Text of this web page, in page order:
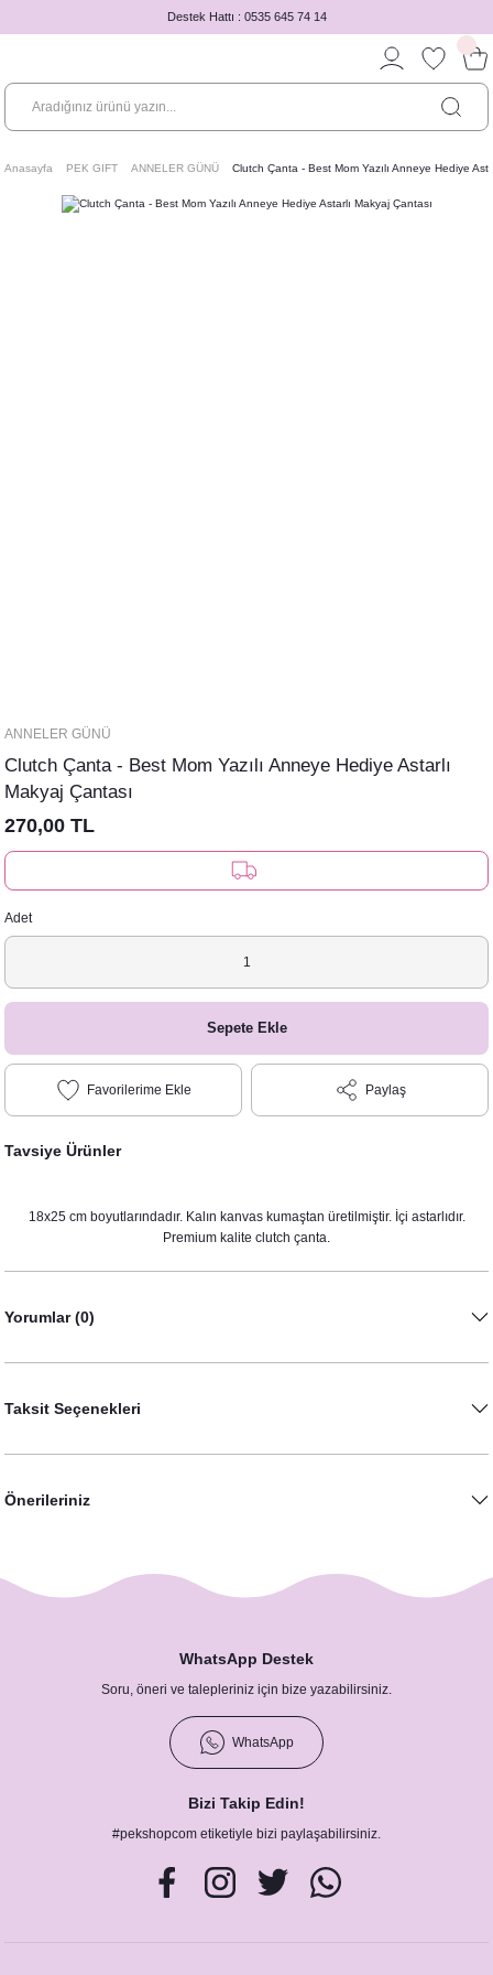
Destek Hattı : 0535 645 74 14
Anasayfa PEK GIFT ANNELER GÜNÜ Clutch Çanta - Best Mom Yazılı Anneye Hediye
ANNELER GÜNÜ
Clutch Çanta - Best Mom Yazılı Anneye Hediye Astarlı
Makyaj Çantası
270,00 TL
Adet
Sepete Ekle
Paylaş
Tavsiye Ürünler
World’s Greatest Dad- Anneye Babaya Özel Kupa Bardak
18x25 cm boyutlarındadır. Kalın kanvas kumaştan üretilmiştir. İçi astarlıdır.
Premium kalite clutch çanta.
Yorumlar (0)
Taksit Seçenekleri
Önerileriniz
WhatsApp Destek
Soru, öneri ve talepleriniz için bize yazabilirsiniz.
WhatsApp
Bizi Takip Edin!
#pekshopcom etiketiyle bizi paylaşabilirsiniz.